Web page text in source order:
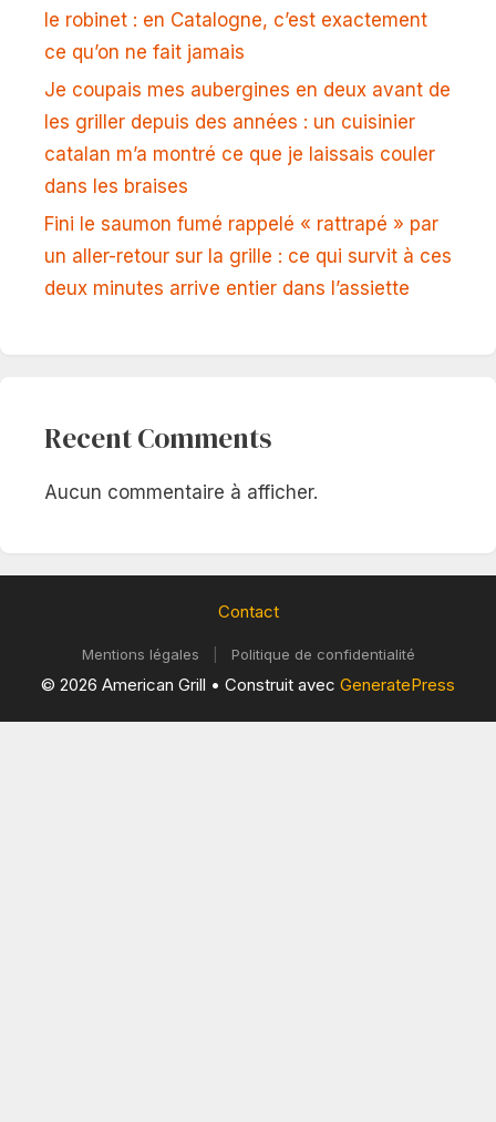
le robinet : en Catalogne, c’est exactement
ce qu’on ne fait jamais
Je coupais mes aubergines en deux avant de
les griller depuis des années : un cuisinier
catalan m’a montré ce que je laissais couler
dans les braises
Fini le saumon fumé rappelé « rattrapé » par
un aller-retour sur la grille : ce qui survit à ces
deux minutes arrive entier dans l’assiette
Recent Comments
Aucun commentaire à afficher.
Contact
Mentions légales Politique de confidentialité
© 2026 American Grill • Construit avec GeneratePress